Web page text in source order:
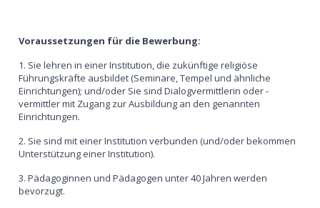
Voraussetzungen für die Bewerbung:
1. Sie lehren in einer Institution, die zukünftige religiöse
Führungskräfte ausbildet (Seminare, Tempel und ähnliche
Einrichtungen); und/oder Sie sind Dialogvermittlerin oder -
vermittler mit Zugang zur Ausbildung an den genannten
Einrichtungen.
2. Sie sind mit einer Institution verbunden (und/oder bekommen
Unterstützung einer Institution).
3. Pädagoginnen und Pädagogen unter 40 Jahren werden
bevorzugt.